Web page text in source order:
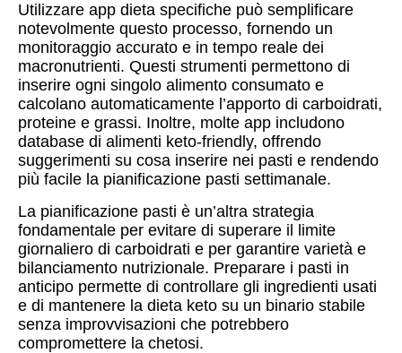
Utilizzare app dieta specifiche può semplificare
notevolmente questo processo, fornendo un
monitoraggio accurato e in tempo reale dei
macronutrienti. Questi strumenti permettono di
inserire ogni singolo alimento consumato e
calcolano automaticamente l’apporto di carboidrati,
proteine e grassi. Inoltre, molte app includono
database di alimenti keto-friendly, offrendo
suggerimenti su cosa inserire nei pasti e rendendo
più facile la pianificazione pasti settimanale.
La pianificazione pasti è un’altra strategia
fondamentale per evitare di superare il limite
giornaliero di carboidrati e per garantire varietà e
bilanciamento nutrizionale. Preparare i pasti in
anticipo permette di controllare gli ingredienti usati
e di mantenere la dieta keto su un binario stabile
senza improvvisazioni che potrebbero
compromettere la chetosi.